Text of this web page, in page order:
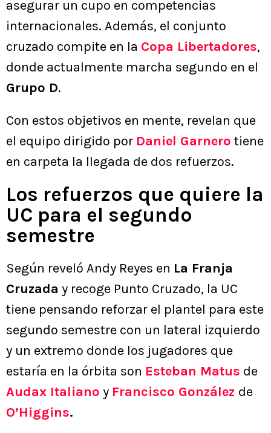
asegurar un cupo en competencias
internacionales. Además, el conjunto
cruzado compite en la Copa Libertadores,
donde actualmente marcha segundo en el
Grupo D.
Con estos objetivos en mente, revelan que
el equipo dirigido por Daniel Garnero tiene
en carpeta la llegada de dos refuerzos.
Los refuerzos que quiere la
UC para el segundo
semestre
Según reveló Andy Reyes en La Franja
Cruzada y recoge Punto Cruzado, la UC
tiene pensando reforzar el plantel para este
segundo semestre con un lateral izquierdo
y un extremo donde los jugadores que
estaría en la órbita son Esteban Matus de
Audax Italiano y Francisco González de
O’Higgins.